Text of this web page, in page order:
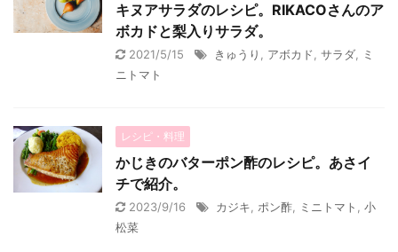
キヌアサラダのレシピ。RIKACOさんのア
ボカドと梨入りサラダ。
2021/5/15 きゅうり アボカド サラダ
ミ
ニトマト
レシピ・料理
かじきのバターポン酢のレシピ。あさイ
チで紹介。
2023/9/16 カジキ ポン酢 ミニトマト
小
松菜